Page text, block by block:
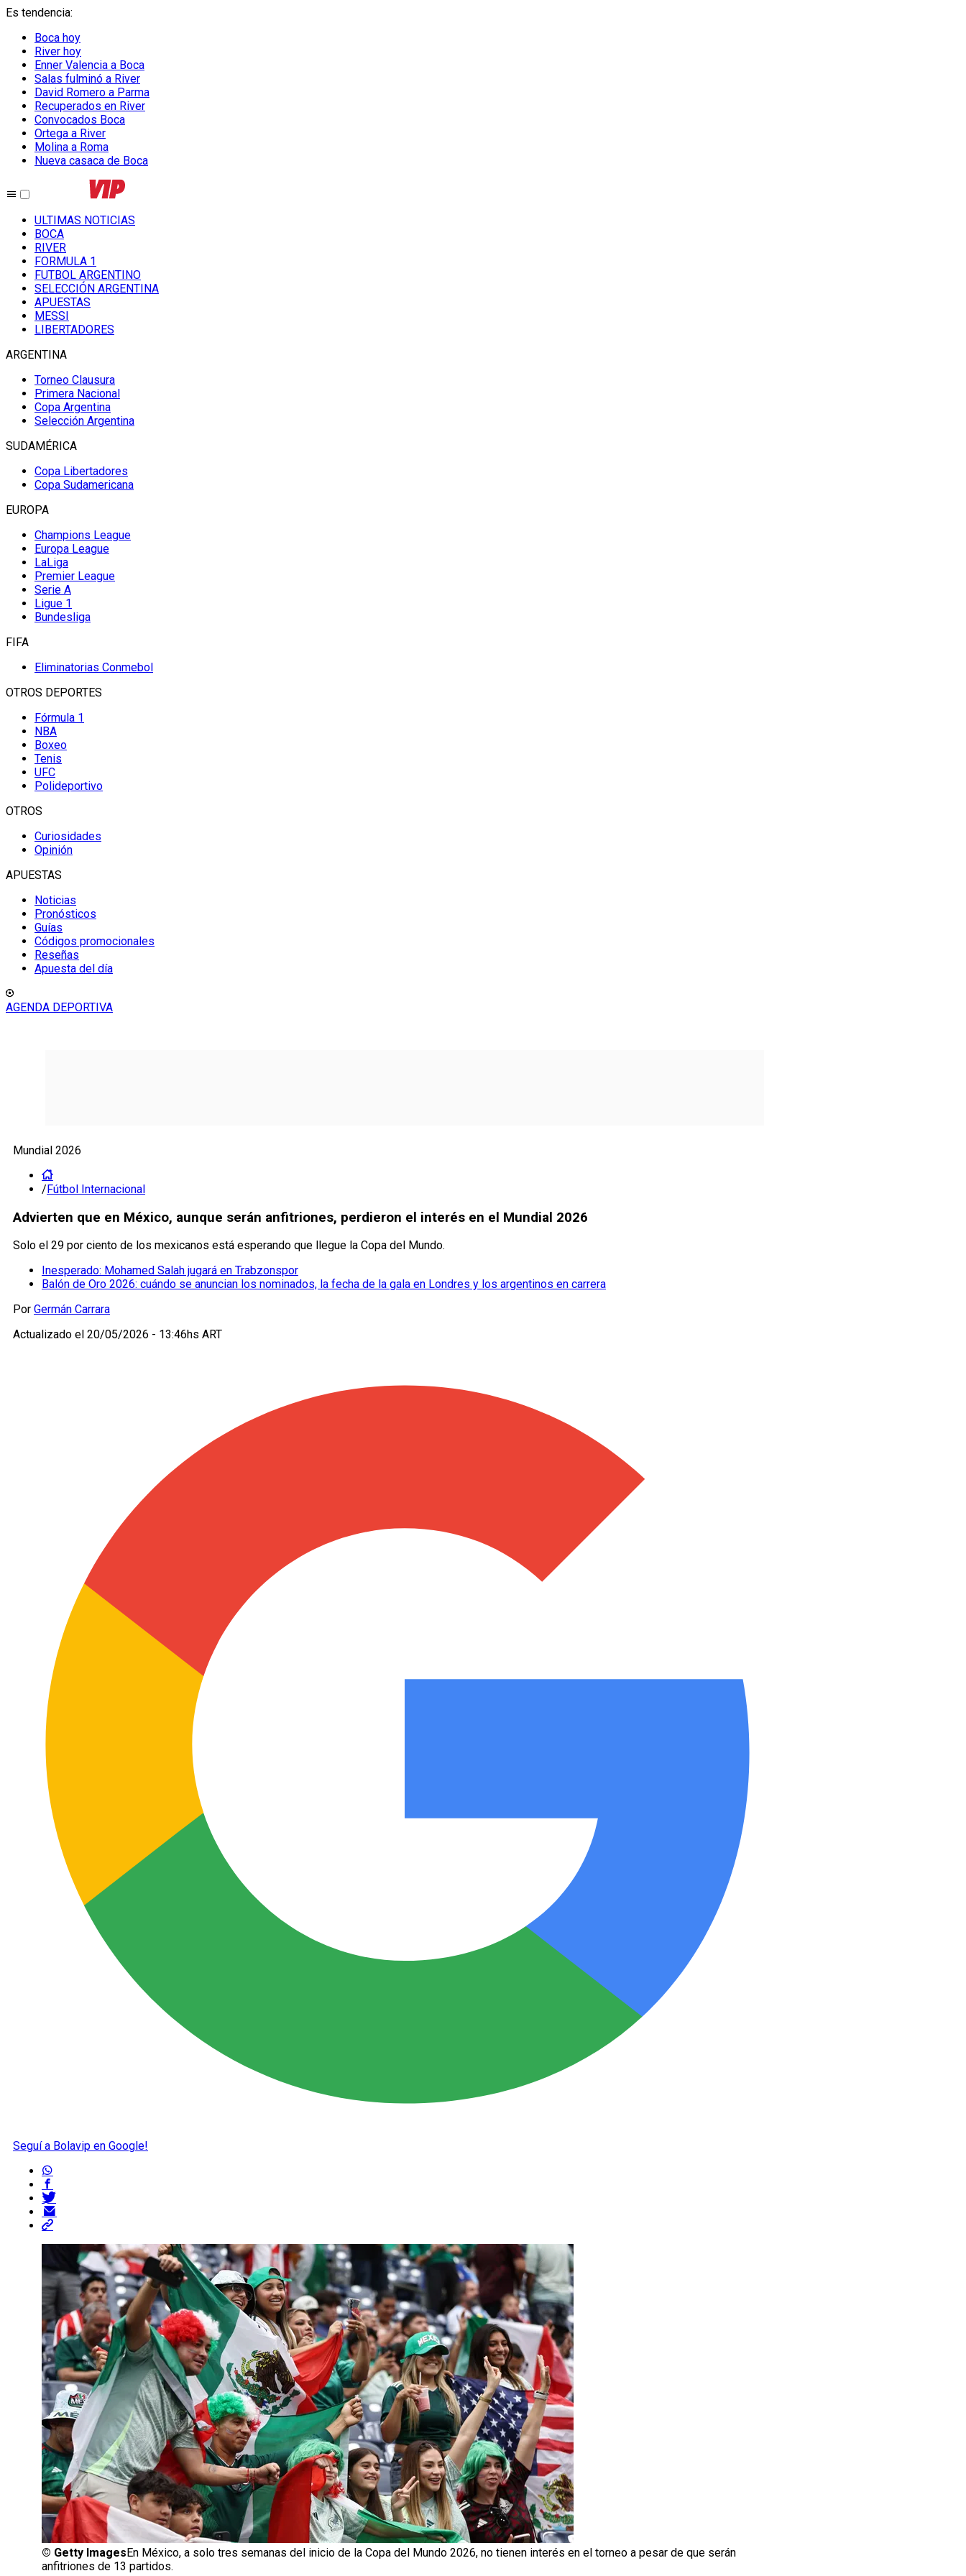
Es tendencia:
Boca hoy
River hoy
Enner Valencia a Boca
Salas fulminó a River
David Romero a Parma
Recuperados en River
Convocados Boca
Ortega a River
Molina a Roma
Nueva casaca de Boca
ULTIMAS NOTICIAS
BOCA
RIVER
FORMULA 1
FUTBOL ARGENTINO
SELECCIÓN ARGENTINA
APUESTAS
MESSI
LIBERTADORES
ARGENTINA
Torneo Clausura
Primera Nacional
Copa Argentina
Selección Argentina
SUDAMÉRICA
Copa Libertadores
Copa Sudamericana
EUROPA
Champions League
Europa League
LaLiga
Premier League
Serie A
Ligue 1
Bundesliga
FIFA
Eliminatorias Conmebol
OTROS DEPORTES
Fórmula 1
NBA
Boxeo
Tenis
UFC
Polideportivo
OTROS
Curiosidades
Opinión
APUESTAS
Noticias
Pronósticos
Guías
Códigos promocionales
Reseñas
Apuesta del día
AGENDA DEPORTIVA
Mundial 2026
/Fútbol Internacional
Advierten que en México, aunque serán anfitriones, perdieron el interés en el Mundial 2026
Solo el 29 por ciento de los mexicanos está esperando que llegue la Copa del Mundo.
Inesperado: Mohamed Salah jugará en Trabzonspor
Balón de Oro 2026: cuándo se anuncian los nominados, la fecha de la gala en Londres y los argentinos en carrera
Por Germán Carrara
Actualizado el 20/05/2026 - 13:46hs ART
Seguí a Bolavip en Google!
© Getty Images En México, a solo tres semanas del inicio de la Copa del Mundo 2026, no tienen interés en el torneo a pesar de que serán
anfitriones de 13 partidos.